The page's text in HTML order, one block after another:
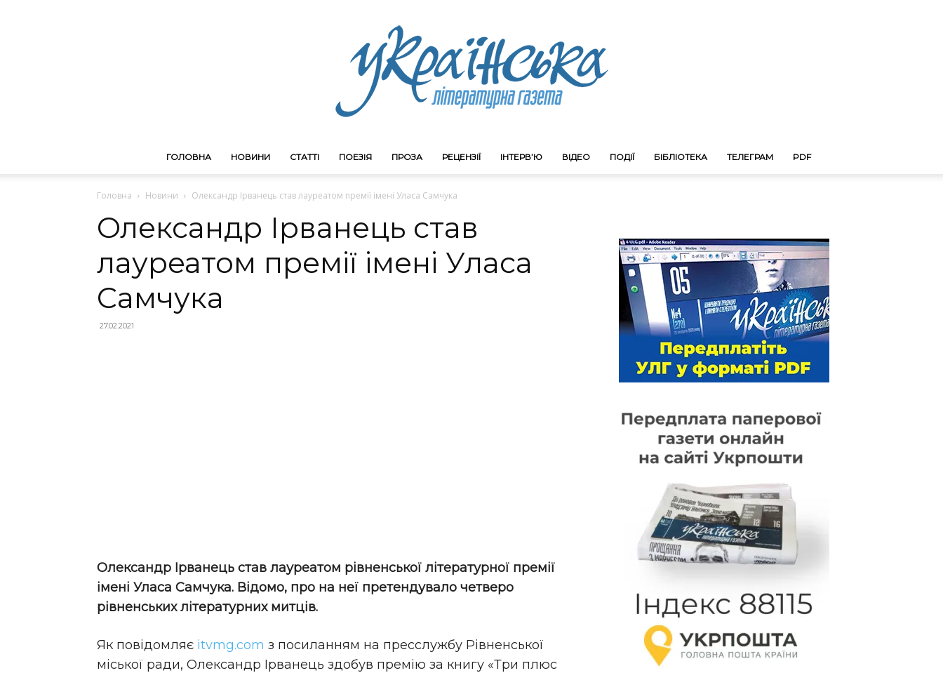
ГОЛОВНА НОВИНИ СТАТТІ ПОЕЗІЯ ПРОЗА РЕЦЕНЗІЇ ІНТЕРВ’Ю ВІДЕО ПОДІЇ БІБЛІОТЕКА ТЕЛЕГРАМ PDF
Головна Новини Олександр Ірванець став лауреатом премії імені Уласа Самчука
Олександр Ірванець став
лауреатом премії імені Уласа
Самчука
27.02.2021
Олександр Ірванець став лауреатом рівненської літературної премії
імені Уласа Самчука. Відомо, про на неї претендувало четверо
рівненських літературних митців.
Як повідомляє itvmg.com з посиланням на пресслужбу Рівненської
міської ради, Олександр Ірванець здобув премію за книгу «Три плюс